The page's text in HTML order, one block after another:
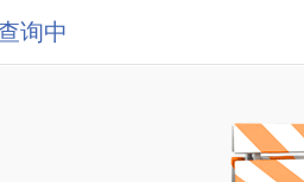
询中